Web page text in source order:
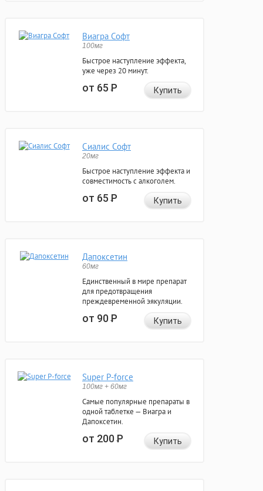
Виагра Софт
100мг
Быстрое наступление эффекта,
уже через 20 минут.
от 65Р Купить
Сиалис Софт
20мг
Быстрое наступление эффекта и
совместимость с алкоголем.
от 65Р Купить
Дапоксетин
60мг
Единственный в мире препарат
для предотвращения
преждевременной эякуляции.
от 90Р Купить
Super P-force
100мг + 60мг
Самые популярные препараты в
одной таблетке — Виагра и
Дапоксетин.
от 200Р Купить